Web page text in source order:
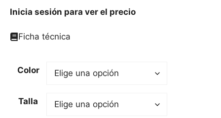
Inicia sesión para ver el precio
Ficha técnica
Color
Talla